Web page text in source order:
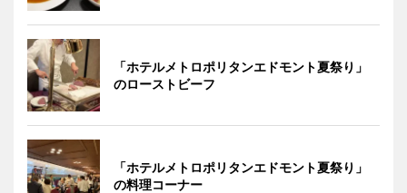
「ホテルメトロポリタンエドモント夏祭り」
のローストビーフ
「ホテルメトロポリタンエドモント夏祭り」
の料理コーナー